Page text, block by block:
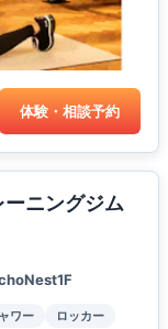
体験・相談予約
ニングジム
ワー ロッカー